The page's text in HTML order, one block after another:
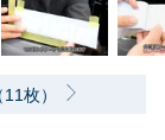
枚）